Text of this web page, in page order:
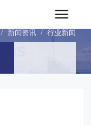
新闻资讯 / 行业新闻